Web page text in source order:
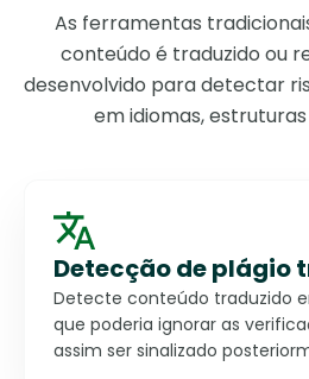
As ferramentas
conteúdo é traduzido ou
desenvolvido para detectar
em idiomas,
Detecção de plágio
Detecte conteúdo traduzido
que poderia ignorar as
assim ser sinalizado